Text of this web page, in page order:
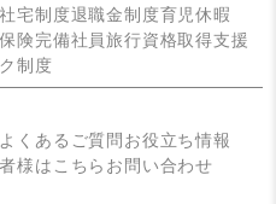
宅制度退職金制度育児休暇
険完備社員旅行資格取得支援
制度
よくあるご質問お役立ち情報
様はこちら お問い合わせ